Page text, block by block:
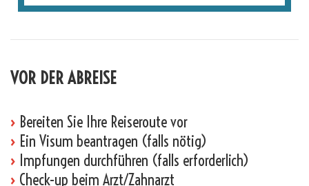
VOR DER ABREISE
› Bereiten Sie Ihre Reiseroute vor
› Ein Visum beantragen (falls nötig)
› Impfungen durchführen (falls erforderlich)
› Check-up beim Arzt/Zahnarzt